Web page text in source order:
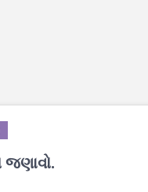
જણાવો.